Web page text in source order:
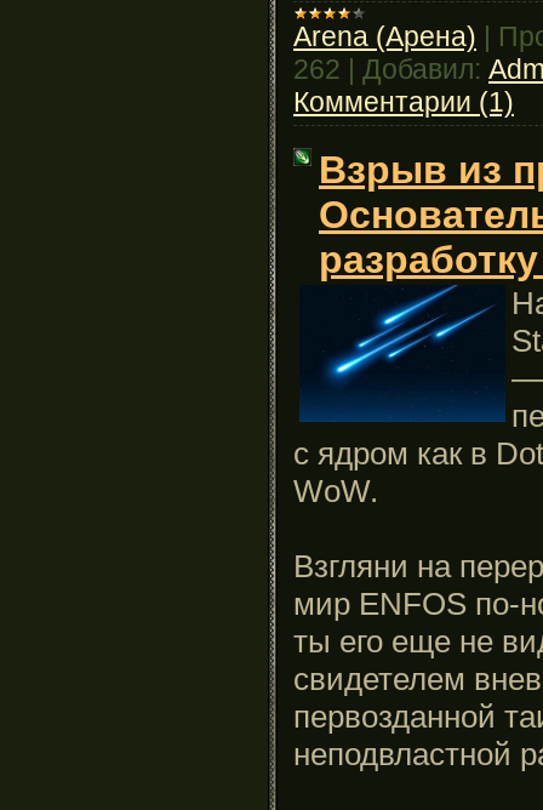
Arena (Арена)
262
Добавил:
Комментарии (1)
Взрыв из
—
с ядром как в
WoW.
Взгляни на
мир ENFOS по-
ты его еще не
свидетелем
первозданной
неподвластной